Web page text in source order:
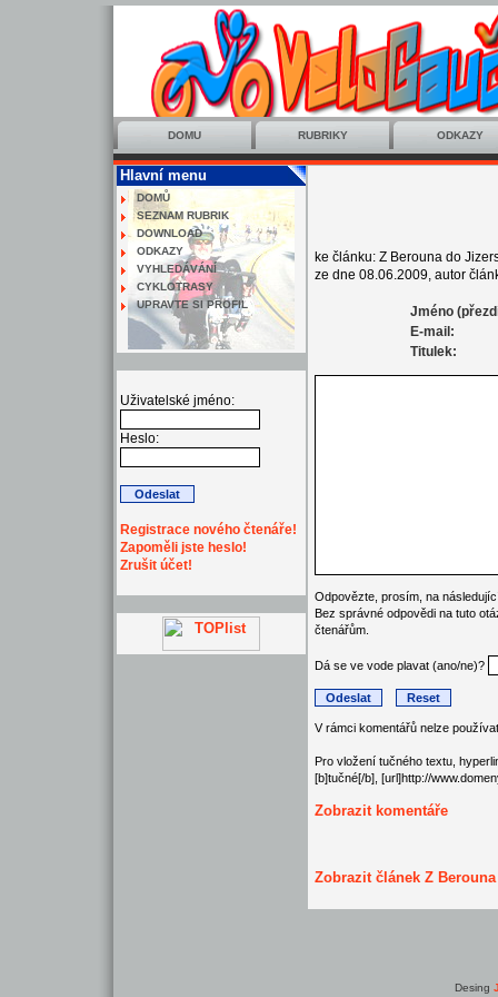
DOMU RUBRIKY ODKAZY
Hlavní menu
DOMŮ
SEZNAM RUBRIK
DOWNLOAD
ODKAZY
VYHLEDÁVÁNÍ
CYKLOTRASY
UPRAVTE SI PROFIL
Uživatelské jméno:
Heslo:
Registrace nového čtenáře!
Zapoměli jste heslo!
Zrušit účet!
ke článku: Z Berouna do
ze dne 08.06.2009, autor
Jméno
E-mail:
Titulek:
Odpovězte, prosím, na
Bez správné odpovědi na tuto
čtenářům.
Dá se ve vode plavat (ano/ne)?
V rámci komentářů nelze
Pro vložení tučného textu,
[b]tučné[/b], [url]http://
Zobrazit komentáře
Zobrazit článek Z
Desing